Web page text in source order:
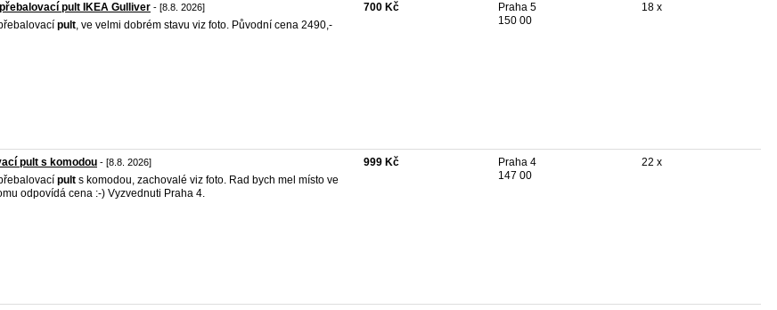
pult IKEA Gulliver - [8.8. 2026]
pult, ve velmi dobrém stavu viz foto. Původní cena 2490,-
700 Kč
Praha 5
150 00
18 x
pult s komodou - [8.8. 2026]
pult s komodou, zachovalé viz foto. Rad bych mel místo ve
odpovídá cena :-) Vyzvednuti Praha 4.
999 Kč
Praha 4
147 00
22 x